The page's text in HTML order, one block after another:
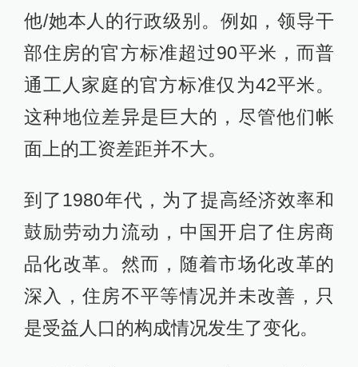
他/她本人的行政级别。例如，领导干
部住房的官方标准超过90平米，而普
通工人家庭的官方标准仅为42平米。
这种地位差异是巨大的，尽管他们帐
面上的工资差距并不大。
到了1980年代，为了提高经济效率和
鼓励劳动力流动，中国开启了住房商
品化改革。然而，随着市场化改革的
深入，住房不平等情况并未改善，只
是受益人口的构成情况发生了变化。